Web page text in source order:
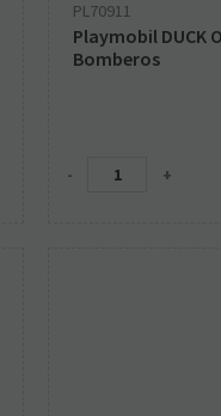
PL70911
Playmobil DUCK
Bomberos
- +